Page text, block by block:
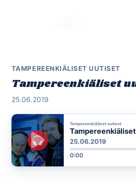
TAMPEREENKIÄLISET UUTISET
Tampereenkiäliset
25.06.2019
Tampereenkiäliset uutiset
25.06.2019
0:00